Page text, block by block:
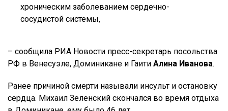
хроническим заболеванием сердечно-
сосудистой системы,
– сообщила РИА Новости пресс-секретарь посольства
РФ в Венесуэле, Доминикане и Гаити Алина Иванова.
Ранее причиной смерти называли инсульт и остановку
сердца. Михаил Зеленский скончался во время отдыха